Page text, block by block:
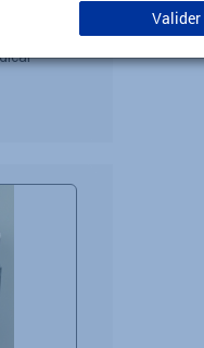
Valider